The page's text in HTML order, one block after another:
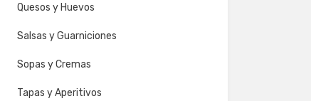
Quesos y Huevos
Salsas y Guarniciones
Sopas y Cremas
Tapas y Aperitivos